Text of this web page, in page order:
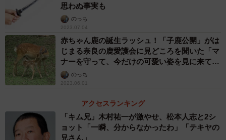
思わぬ事実も
のっち
2023.07.04
赤ちゃん鹿の誕生ラッシュ！「子鹿公開」がは
じまる奈良の鹿愛護会に見どころを聞いた「マ
ナーを守って、今だけの可愛い姿を見に来てく
ださい」
のっち
2023.06.01
アクセスランキング
「キム兄」木村祐一が激やせ、松本人志と2シ
ョット「一瞬、分からなかったわ」「テキヤの
兄さん」